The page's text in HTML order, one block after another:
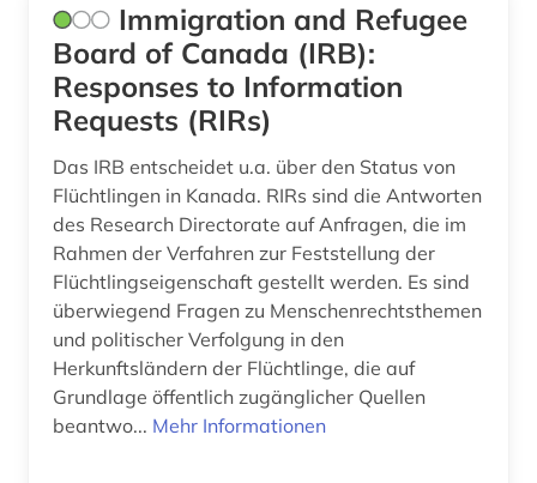
Immigration and Refugee
Board of Canada (IRB):
Responses to Information
Requests (RIRs)
Das IRB entscheidet u.a. über den Status von
Flüchtlingen in Kanada. RIRs sind die Antworten
des Research Directorate auf Anfragen, die im
Rahmen der Verfahren zur Feststellung der
Flüchtlingseigenschaft gestellt werden. Es sind
überwiegend Fragen zu Menschenrechtsthemen
und politischer Verfolgung in den
Herkunftsländern der Flüchtlinge, die auf
Grundlage öffentlich zugänglicher Quellen
beantwo... Mehr Informationen